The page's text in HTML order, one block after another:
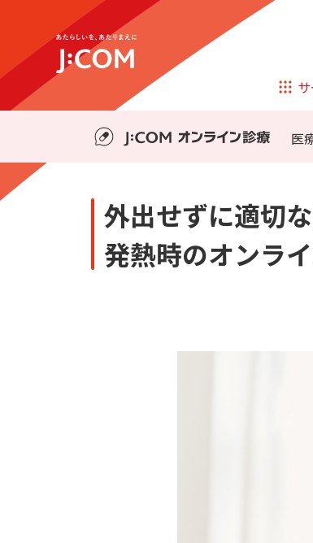
テレビ
新規ご
企業理念 サステナビリティ
テレビ ネ
J:COM STREAM えんかくサ
医
料金・事前の準備 診療の
料金・事前の準備 診療の
外出せずに適切
発熱時のオンラ